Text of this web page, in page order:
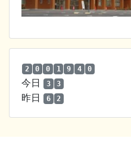
2 0 0 1 9 4 0
今日 3 3
昨日 6 2